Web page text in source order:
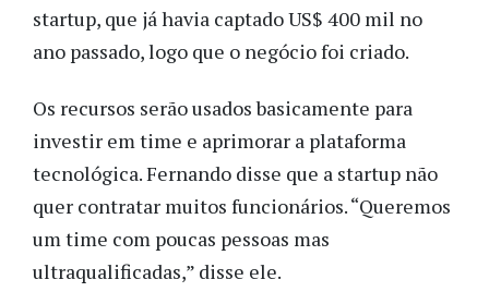
startup, que já havia captado US$ 400 mil no
ano passado, logo que o negócio foi criado.
Os recursos serão usados basicamente para
investir em time e aprimorar a plataforma
tecnológica. Fernando disse que a startup não
quer contratar muitos funcionários. “Queremos
um time com poucas pessoas mas
ultraqualificadas,” disse ele.